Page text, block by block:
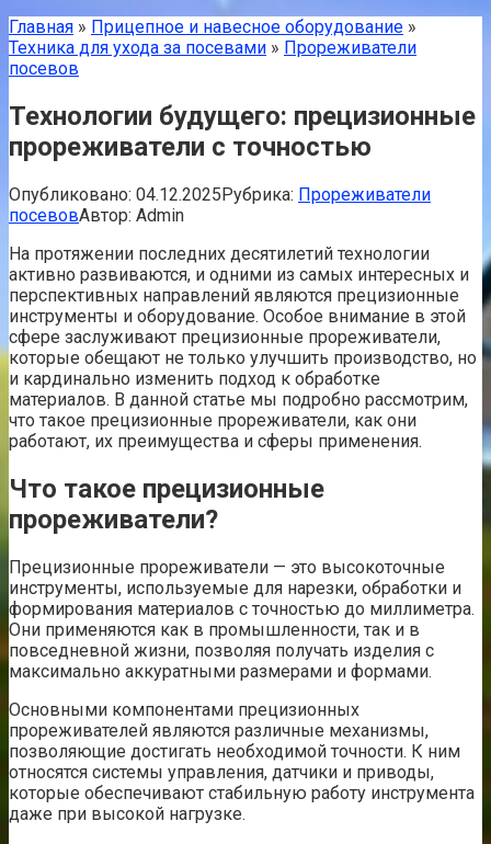
Главная » Прицепное и навесное оборудование »
Техника для ухода за посевами » Прореживатели
посевов
Технологии будущего: прецизионные
прореживатели с точностью
Опубликовано: 04.12.2025Рубрика: Прореживатели
посевовАвтор: Admin
На протяжении последних десятилетий технологии
активно развиваются, и одними из самых интересных и
перспективных направлений являются прецизионные
инструменты и оборудование. Особое внимание в этой
сфере заслуживают прецизионные прореживатели,
которые обещают не только улучшить производство, но
и кардинально изменить подход к обработке
материалов. В данной статье мы подробно рассмотрим,
что такое прецизионные прореживатели, как они
работают, их преимущества и сферы применения.
Что такое прецизионные
прореживатели?
Прецизионные прореживатели — это высокоточные
инструменты, используемые для нарезки, обработки и
формирования материалов с точностью до миллиметра.
Они применяются как в промышленности, так и в
повседневной жизни, позволяя получать изделия с
максимально аккуратными размерами и формами.
Основными компонентами прецизионных
прореживателей являются различные механизмы,
позволяющие достигать необходимой точности. К ним
относятся системы управления, датчики и приводы,
которые обеспечивают стабильную работу инструмента
даже при высокой нагрузке.